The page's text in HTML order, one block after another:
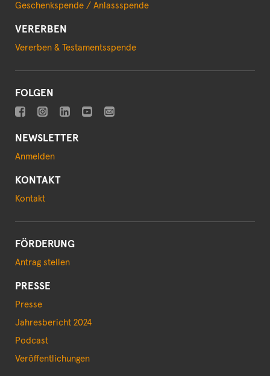
Geschenkspende / Anlassspende
VERERBEN
Vererben & Testamentsspende
FOLGEN
NEWSLETTER
Anmelden
KONTAKT
Kontakt
FÖRDERUNG
Antrag stellen
PRESSE
Presse
Jahresbericht 2024
Podcast
Veröffentlichungen